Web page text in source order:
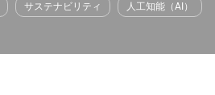
サステナビリティ 人工知能（AI）